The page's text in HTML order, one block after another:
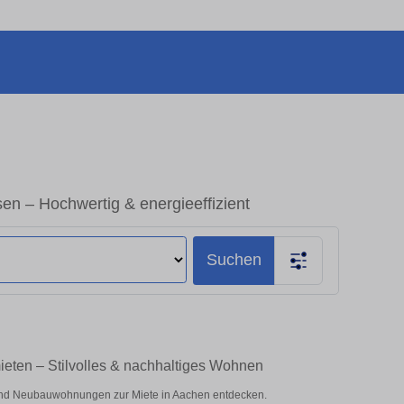
– Hochwertig & energieeffizient
Suchen
– Stilvolles & nachhaltiges Wohnen
Neubauwohnungen zur Miete in Aachen entdecken.